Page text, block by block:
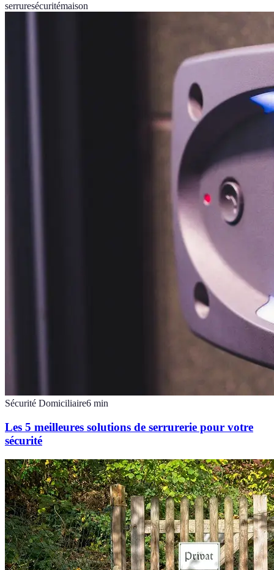
serruresécuritémaison
Sécurité Domiciliaire6 min
Les 5 meilleures solutions de serrurerie pour votre
sécurité